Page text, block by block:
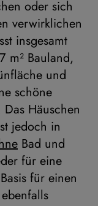
oder sich
verwirklichen
insgesamt
m² Bauland,
und
schöne
Häuschen
jedoch in
Bad und
für eine
für einen